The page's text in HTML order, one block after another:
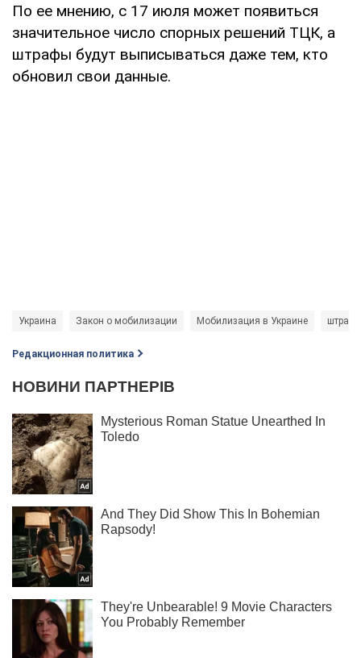
По ее мнению, с 17 июля может появиться
значительное число спорных решений ТЦК, а
штрафы будут выписываться даже тем, кто
обновил свои данные.
Украина Закон о мобилизации Мобилизация в Украине
Редакционная политика